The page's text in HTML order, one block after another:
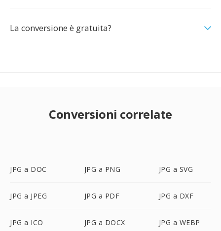
La conversione è gratuita?
Conversioni correlate
JPG a DOC JPG a PNG JPG a SVG
JPG a JPEG JPG a PDF JPG a DXF
JPG a ICO JPG a DOCX JPG a WEBP